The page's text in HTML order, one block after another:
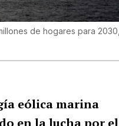
de hogares para 2030,
eólica marina